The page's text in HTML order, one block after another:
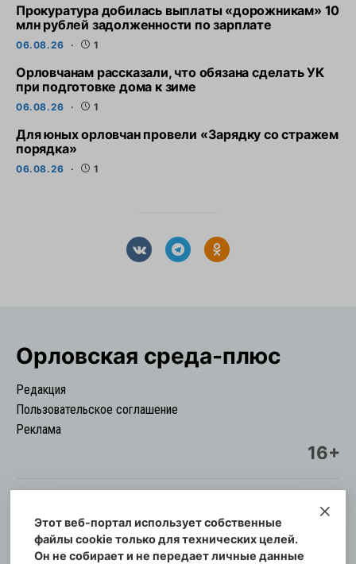
Прокуратура добилась выплаты «дорожникам» 10
млн рублей задолженности по зарплате
06.08.26 1
Орловчанам рассказали, что обязана сделать УК
при подготовке дома к зиме
06.08.26 1
Для юных орловчан провели «Зарядку со стражем
порядка»
06.08.26 1
Орловская cреда-плюс
Редакция
Пользовательское соглашение
Реклама
16+
© Информационный городской портал
Орловская cреда-плюс, 2021-2026
Этот веб-портал использует собственные
файлы cookie только для технических целей.
Он не собирает и не передает личные данные